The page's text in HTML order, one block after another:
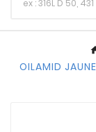
OILAMID